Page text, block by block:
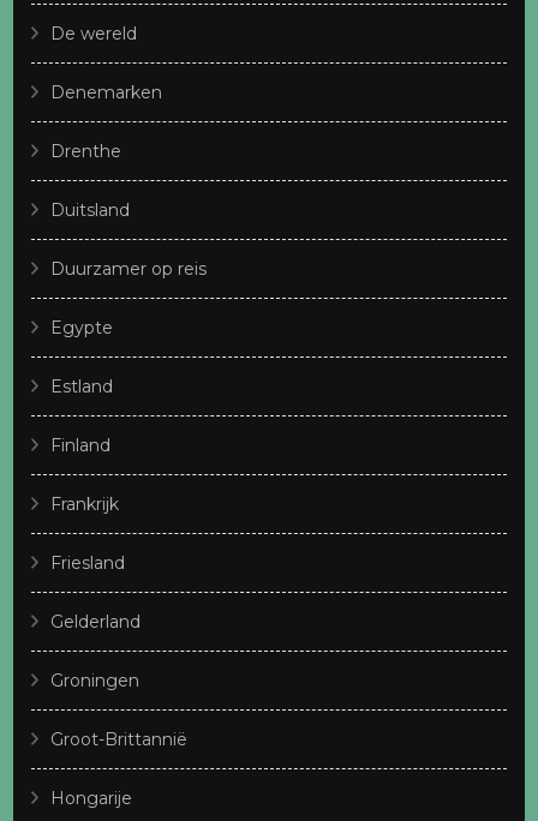
De wereld
Denemarken
Drenthe
Duitsland
Duurzamer op reis
Egypte
Estland
Finland
Frankrijk
Friesland
Gelderland
Groningen
Groot-Brittannië
Hongarije